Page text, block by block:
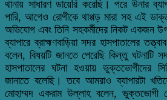
থানায় সাধারণ ডায়েরি করেছি। পরে উনার
পারি, আগেও রোগীকে থাপ্পড় মারা সহ এই
অভিযোগ এবং তিনি সহকর্মীদের নিকট একজন
ব্যাপারে ব্রাহ্মণবাড়িয়া সদর হাসপাতালের
বলেন, বিষয়টি জানতে পেরেছি কিন্তু ঘটনাটি
হাসপাতালের ঘটনা হওয়ায় ভুক্তভোগীদের
জানাতে বলেছি। তবে আমরাও ব্যাপারটা
মোহাম্মদ একরাম উল্লাহ বলেন, ভুক্তভোগী